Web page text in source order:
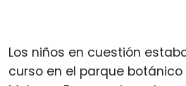
Los niños en cuestión
curso en el parque botánico